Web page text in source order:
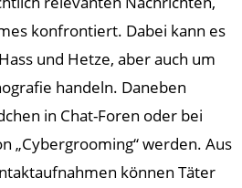
konfrontiert. Dabei kann es
und Hetze, aber auch um
handeln. Daneben
in Chat-Foren oder bei
„Cybergrooming“ werden. Aus
können Täter